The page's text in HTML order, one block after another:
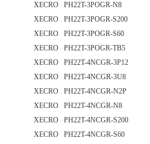
XECRO PH22T-3POGR-N8
XECRO PH22T-3POGR-S200
XECRO PH22T-3POGR-S60
XECRO PH22T-3POGR-TB5
XECRO PH22T-4NCGR-3P12
XECRO PH22T-4NCGR-3U8
XECRO PH22T-4NCGR-N2P
XECRO PH22T-4NCGR-N8
XECRO PH22T-4NCGR-S200
XECRO PH22T-4NCGR-S60